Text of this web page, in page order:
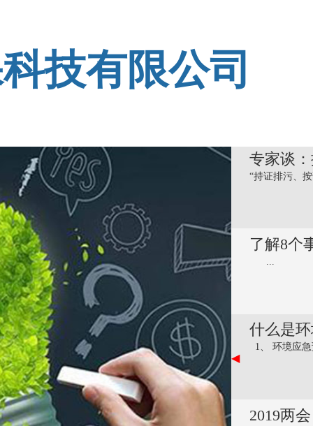
技有限公司
专家谈
“持证排污、
了解8个
什么是
1、 环境应
2019两